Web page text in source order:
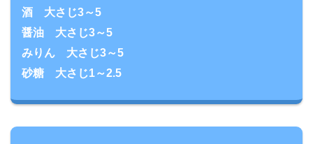
酒 大さじ3～5
醤油 大さじ3～5
みりん 大さじ3～5
砂糖 大さじ1～2.5